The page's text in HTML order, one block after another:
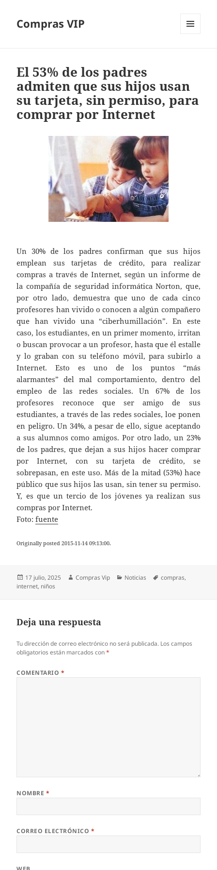
Compras VIP
El 53% de los padres
admiten que sus hijos usan
su tarjeta, sin permiso, para
comprar por Internet
Un 30% de los padres confirman que sus hijos
emplean sus tarjetas de crédito, para realizar
compras a través de Internet, según un informe de
la compañía de seguridad informática Norton, que,
por otro lado, demuestra que uno de cada cinco
profesores han vivido o conocen a algún compañero
que han vivido una “ciberhumillación”. En este
caso, los estudiantes, en un primer momento, irritan
o buscan provocar a un profesor, hasta que él estalle
y lo graban con su teléfono móvil, para subirlo a
Internet. Esto es uno de los puntos “más
alarmantes” del mal comportamiento, dentro del
empleo de las redes sociales. Un 67% de los
profesores reconoce que ser amigo de sus
estudiantes, a través de las redes sociales, loe ponen
en peligro. Un 34%, a pesar de ello, sigue aceptando
a sus alumnos como amigos. Por otro lado, un 23%
de los padres, que dejan a sus hijos hacer comprar
por Internet, con su tarjeta de crédito, se
sobrepasan, en este uso. Más de la mitad (53%) hace
público que sus hijos las usan, sin tener su permiso.
Y, es que un tercio de los jóvenes ya realizan sus
compras por Internet.
Foto:fuente
Originally posted 2015-11-14 09:13:00.
Publicado
el
17 julio, 2025 Autor
Compras Vip Categorías
Noticias Etiquetas
compras,
internet, niños
Deja una respuesta
Tu dirección de correo electrónico no será publicada. Los campos
obligatorios están marcados con*
COMENTARIO *
NOMBRE *
CORREO ELECTRÓNICO *